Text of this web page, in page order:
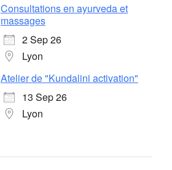
Consultations en ayurveda et
massages
2 Sep 26
Lyon
Atelier de "Kundalini activation"
13 Sep 26
Lyon